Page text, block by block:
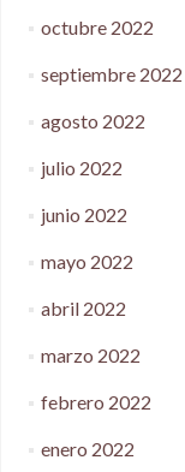
octubre 2022
septiembre 2022
agosto 2022
julio 2022
junio 2022
mayo 2022
abril 2022
marzo 2022
febrero 2022
enero 2022